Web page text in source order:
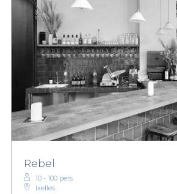
Rebel
10 - 100 pers.
Ixelles